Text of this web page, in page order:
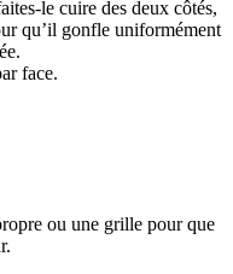
le cuire des deux côtés,
qu’il gonfle uniformément
face.
ou une grille pour que